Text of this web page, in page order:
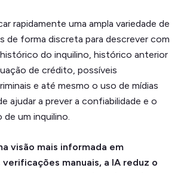
rapidamente uma ampla variedade de
de forma discreta para descrever com
do inquilino, histórico anterior
de crédito, possíveis
e até mesmo o uso de mídias
ajudar a prever a confiabilidade e o
um inquilino.
visão mais informada em
manuais, a IA reduz o